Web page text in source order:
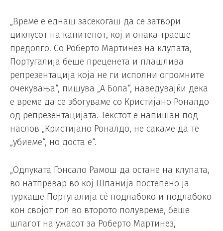
„Време е еднаш засекогаш да се затвори
циклусот на капитенот, кој и онака траеше
предолго. Со Роберто Мартинез на клупата,
Португалија беше преценета и плашлива
репрезентација која не ги исполни огромните
очекувања“, пишува „А Бола“, наведувајќи дека
е време да се збогуваме со Кристијано Роналдо
од репрезентацијата. Текстот е напишан под
наслов „Кристијано Роналдо, не сакаме да те
„убиеме“, но доста е“.
„Одлуката Гонсало Рамош да остане на клупата,
во натпревар во кој Шпанија постепено ја
туркаше Португалија сè подлабоко и подлабоко
кон својот гол во второто полувреме, беше
шлагот на ужасот за Роберто Мартинез,